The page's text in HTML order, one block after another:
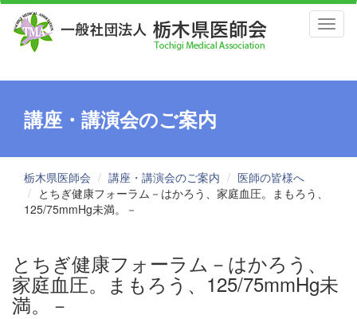
講座・講演会のご案内
栃木県医師会 講座・講演会のご案内
医師の皆様へ
とちぎ健康フォーラム－はかろう、家庭血圧。まもろう、
125/75mmHg未満。－
とちぎ健康フォーラム－はかろう、
家庭血圧。まもろう、125/75mmHg未
満。－